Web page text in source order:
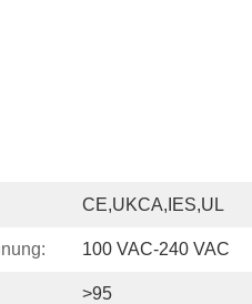
CE,UKCA,IES,UL
100 VAC-240 VAC
>95